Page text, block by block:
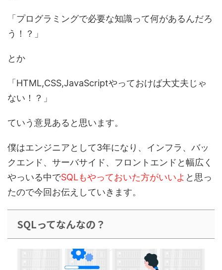
「 プログラミングで必要な知識って何があるんだろ
う！？ 」
とか
「 HTML,CSS,JavaScriptやっておけば大丈夫じゃ
ない！？ 」
ていう意見あると思います。
僕はエンジニアとして3年になり、インフラ、バッ
クエンド、サーバサイド、フロントエンドと幅広く
やっいる中でSQLもやっておいた方がいいよ と思っ
たので今回お伝えしていきます。
SQLってなんなの？